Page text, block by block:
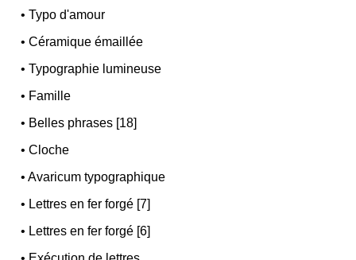
•Typo d'amour
•Céramique émaillée
•Typographie lumineuse
• Famille
• Belles phrases [18]
•Cloche
•Avaricum typographique
• Lettres en fer forgé [7]
• Lettres en fer forgé [6]